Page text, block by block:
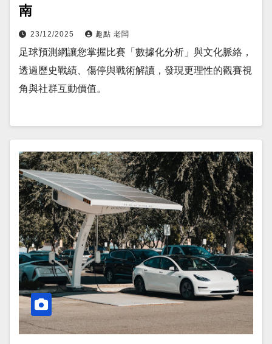
南
23/12/2025 趣點 老闆
足球預測網讓您掌握比賽「數據化分析」與文化脈絡，
透過歷史戰績、傷停與戰術解讀，發現更理性的觀賽視
角與社群互動價值。